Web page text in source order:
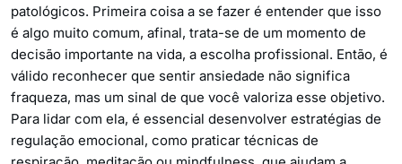
patológicos. Primeira coisa a se fazer é entender que isso
é algo muito comum, afinal, trata-se de um momento de
decisão importante na vida, a escolha profissional. Então, é
válido reconhecer que sentir ansiedade não significa
fraqueza, mas um sinal de que você valoriza esse objetivo.
Para lidar com ela, é essencial desenvolver estratégias de
regulação emocional, como praticar técnicas de